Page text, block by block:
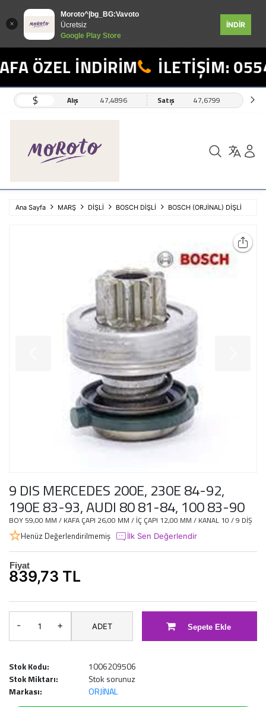
Moroto^|bg_BG:Vavoto
Ücretsiz
Google Play Store
İNDİR
ÖZEL İNDİRİM İLETİŞİM:
$ Alış 47,4896 Satış 47,6799
Ana Sayfa MARŞ DİŞLİ BOSCH DİŞLİ BOSCH (ORJİNAL) DİŞLİ
9 DIS MERCEDES 200E, 230E 84-92,
190E 83-93, AUDI 80 81-84, 100 83-90
BOY 59,00 MM / KAFA ÇAPI 26,00 MM / İÇ ÇAPI 12,00 MM / KANAL 10 / 9 DİŞ
Henüz Değerlendirilmemiş İlk Sen Değerlendir
Fiyat
839,73 TL
- + ADET Sepete Ekle
Stok Kodu:
1006209506
Stok Miktarı:
Stok sorunuz
Markası:
ORJİNAL